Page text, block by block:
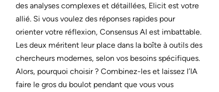
des analyses complexes et détaillées, Elicit est votre
allié. Si vous voulez des réponses rapides pour
orienter votre réflexion, Consensus AI est imbattable.
Les deux méritent leur place dans la boîte à outils des
chercheurs modernes, selon vos besoins spécifiques.
Alors, pourquoi choisir ? Combinez-les et laissez l’IA
faire le gros du boulot pendant que vous vous